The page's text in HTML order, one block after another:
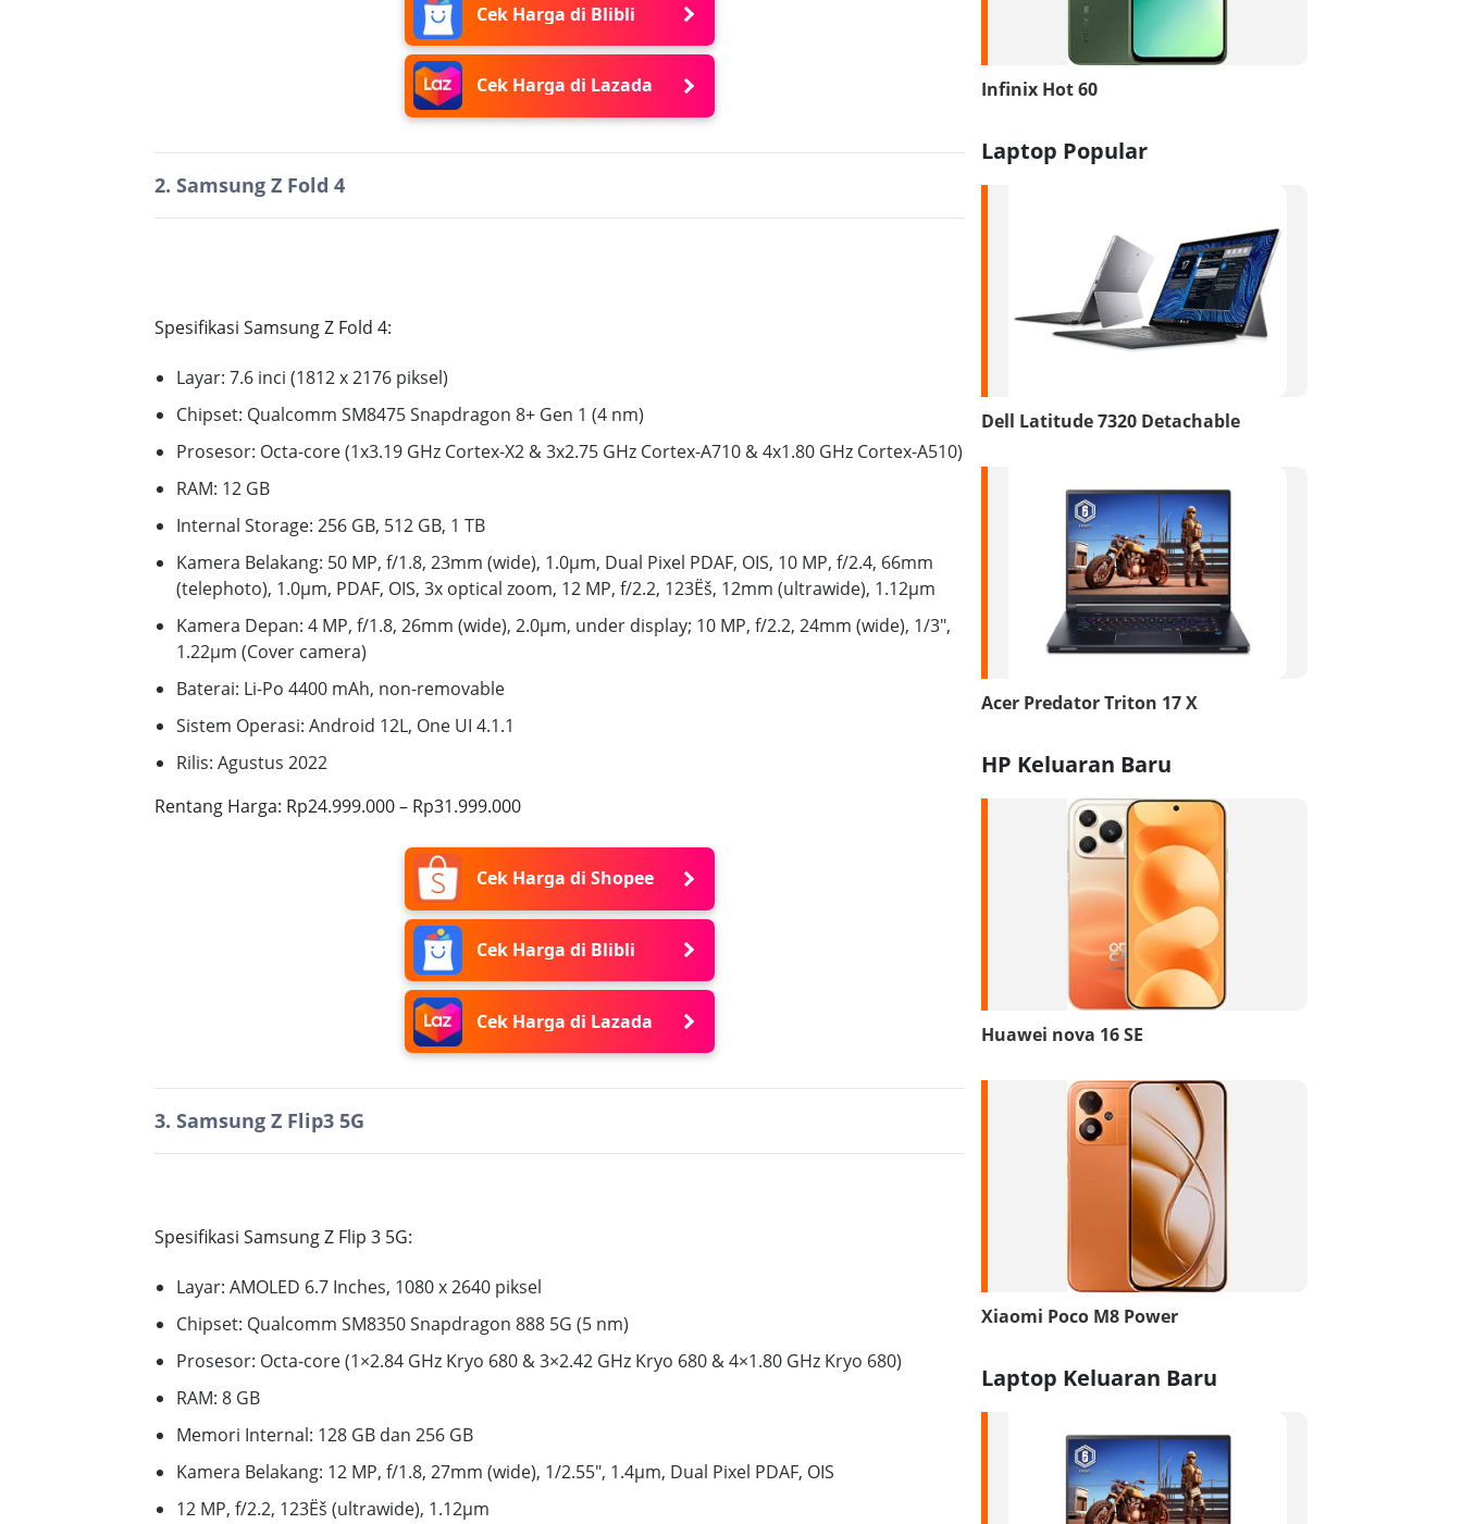
Cek Harga di Blibli
Cek Harga di Lazada
2. Samsung Z Fold 4
Spesifikasi Samsung Z Fold 4:
Layar: 7.6 inci (1812 x 2176 piksel)
Chipset: Qualcomm SM8475 Snapdragon 8+ Gen 1 (4 nm)
Prosesor: Octa-core (1x3.19 GHz Cortex-X2 & 3x2.75 GHz Cortex-A710 & 4x1.80 GHz Cortex-A510)
RAM: 12 GB
Internal Storage: 256 GB, 512 GB, 1 TB
Kamera Belakang: 50 MP, f/1.8, 23mm (wide), 1.0µm, Dual Pixel PDAF, OIS, 10 MP, f/2.4, 66mm
(telephoto), 1.0µm, PDAF, OIS, 3x optical zoom, 12 MP, f/2.2, 123Ëš, 12mm (ultrawide), 1.12µm
Kamera Depan: 4 MP, f/1.8, 26mm (wide), 2.0µm, under display; 10 MP, f/2.2, 24mm (wide), 1/3",
1.22µm (Cover camera)
Baterai: Li-Po 4400 mAh, non-removable
Sistem Operasi: Android 12L, One UI 4.1.1
Rilis: Agustus 2022
Rentang Harga: Rp24.999.000 – Rp31.999.000
Cek Harga di Shopee
Cek Harga di Blibli
Cek Harga di Lazada
3. Samsung Z Flip3 5G
Spesifikasi Samsung Z Flip 3 5G:
Layar: AMOLED 6.7 Inches, 1080 x 2640 piksel
Chipset: Qualcomm SM8350 Snapdragon 888 5G (5 nm)
Prosesor: Octa-core (1×2.84 GHz Kryo 680 & 3×2.42 GHz Kryo 680 & 4×1.80 GHz Kryo 680)
RAM: 8 GB
Memori Internal: 128 GB dan 256 GB
Kamera Belakang: 12 MP, f/1.8, 27mm (wide), 1/2.55″, 1.4µm, Dual Pixel PDAF, OIS
12 MP, f/2.2, 123Ëš (ultrawide), 1.12µm
Infinix Hot 60
Laptop Popular
Dell Latitude 7320 Detachable
Acer Predator Triton 17 X
HP Keluaran Baru
Huawei nova 16 SE
Xiaomi Poco M8 Power
Laptop Keluaran Baru